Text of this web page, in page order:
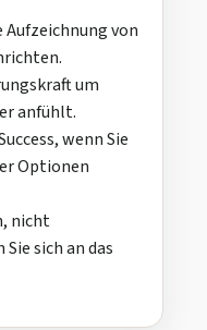
von
um
anfühlt.
wenn Sie
Optionen
nicht
sich an das